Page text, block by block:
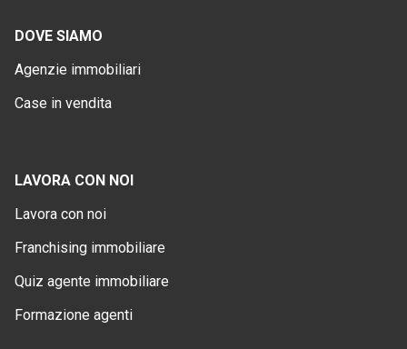
DOVE SIAMO
Agenzie immobiliari
Case in vendita
LAVORA CON NOI
Lavora con noi
Franchising immobiliare
Quiz agente immobiliare
Formazione agenti